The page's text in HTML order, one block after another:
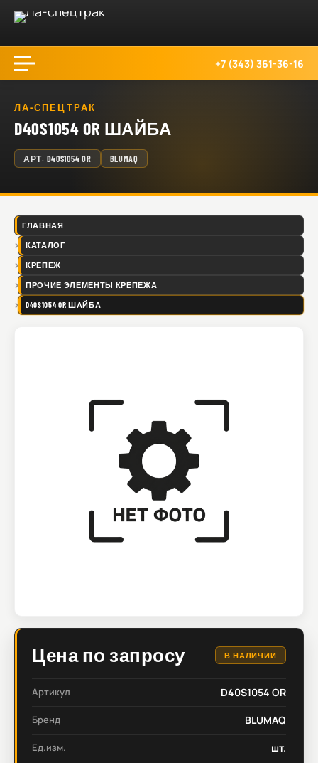
+7 (343) 361-36-16
ЛА-СПЕЦТРАК
D40S1054 OR ШАЙБА
АРТ. D40S1054 OR BLUMAQ
ГЛАВНАЯ
КАТАЛОГ
КРЕПЕЖ
ПРОЧИЕ ЭЛЕМЕНТЫ КРЕПЕЖА
D40S1054 OR ШАЙБА
Цена по запросу В НАЛИЧИИ
Артикул D40S1054 OR
Бренд BLUMAQ
Ед.изм. шт.